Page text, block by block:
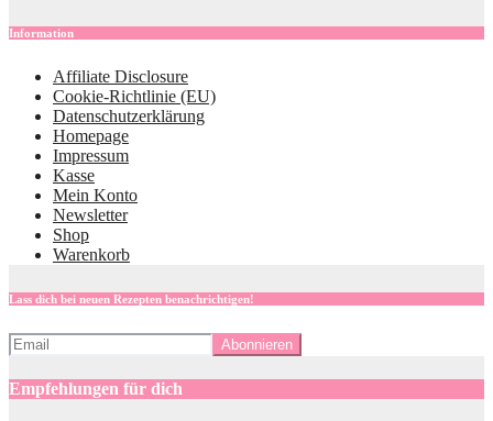
Information
Affiliate Disclosure
Cookie-Richtlinie (EU)
Datenschutzerklärung
Homepage
Impressum
Kasse
Mein Konto
Newsletter
Shop
Warenkorb
Lass dich bei neuen Rezepten benachrichtigen!
Empfehlungen für dich